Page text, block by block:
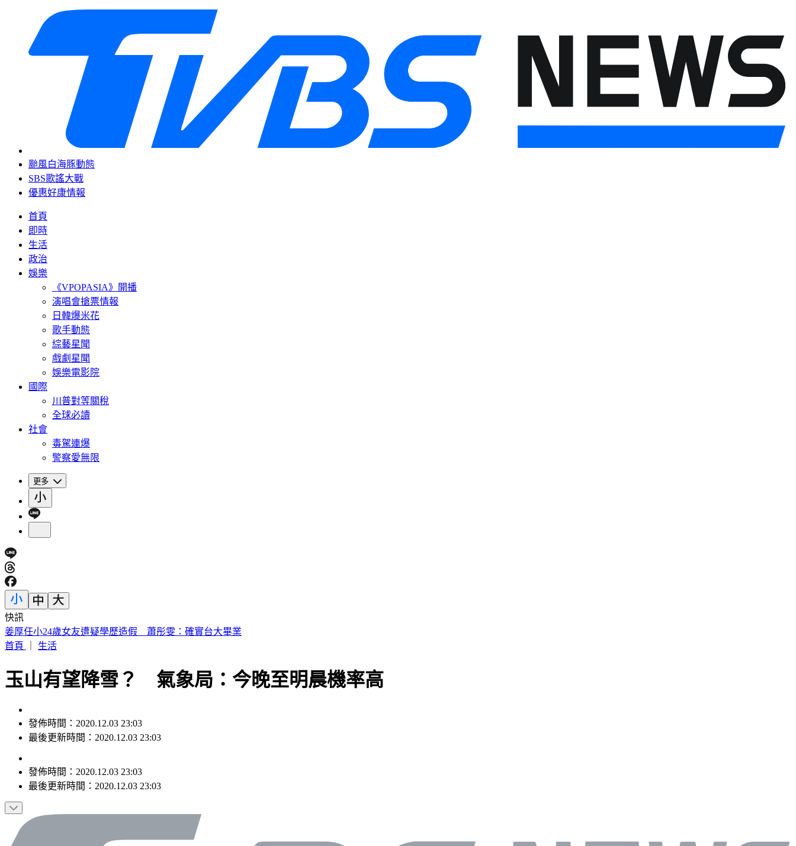
颱風白海豚動態
SBS歌謠大戰
優惠好康情報
首頁
即時
生活
政治
娛樂
《VPOPASIA》開播
演唱會搶票情報
日韓爆米花
歌手動態
綜藝星聞
戲劇星聞
娛樂電影院
國際
川普對等關稅
全球必讀
社會
毒駕連爆
警察愛無限
更多
快訊
姜厚任小24歲女友遭疑學歷造假 蕭彤雯：確實台大畢業
首頁
生活
玉山有望降雪？ 氣象局：今晚至明晨機率高
發佈時間：2020.12.03 23:03
最後更新時間：2020.12.03 23:03
發佈時間： 2020.12.03 23:03
最後更新時間： 2020.12.03 23:03